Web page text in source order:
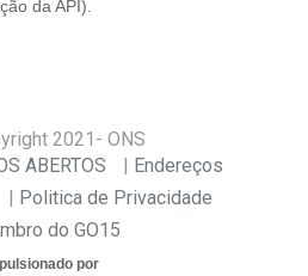
da API ).
2021 - ONS
ABERTOS
Endereços
Politica de Privacidade
do GO15
por